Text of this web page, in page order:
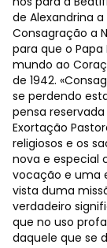
de Alexandrina
Consagração a
para que o
mundo ao
de 1942.
se perdendo
pensa
Exortação
religiosos e os
nova e especial
vocação e uma
vista duma
verdadeiro
que no uso
daquele que se